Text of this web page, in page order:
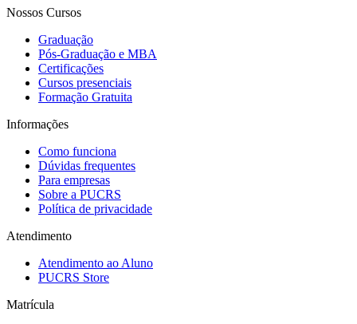
Nossos Cursos
Graduação
Pós-Graduação e MBA
Certificações
Cursos presenciais
Formação Gratuita
Informações
Como funciona
Dúvidas frequentes
Para empresas
Sobre a PUCRS
Política de privacidade
Atendimento
Atendimento ao Aluno
PUCRS Store
Matrícula